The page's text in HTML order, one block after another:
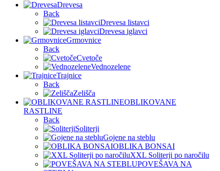
Drevesa
Back
Drevesa listavci
Drevesa iglavci
Grmovnice
Back
Cvetoče
Vednozelene
Trajnice
Back
Zelišča
OBLIKOVANE
RASTLINE
Back
Soliterji
Gojene na steblu
OBLIKA BONSAI
XXL Soliterji po naročilu
POVEŠAVA NA